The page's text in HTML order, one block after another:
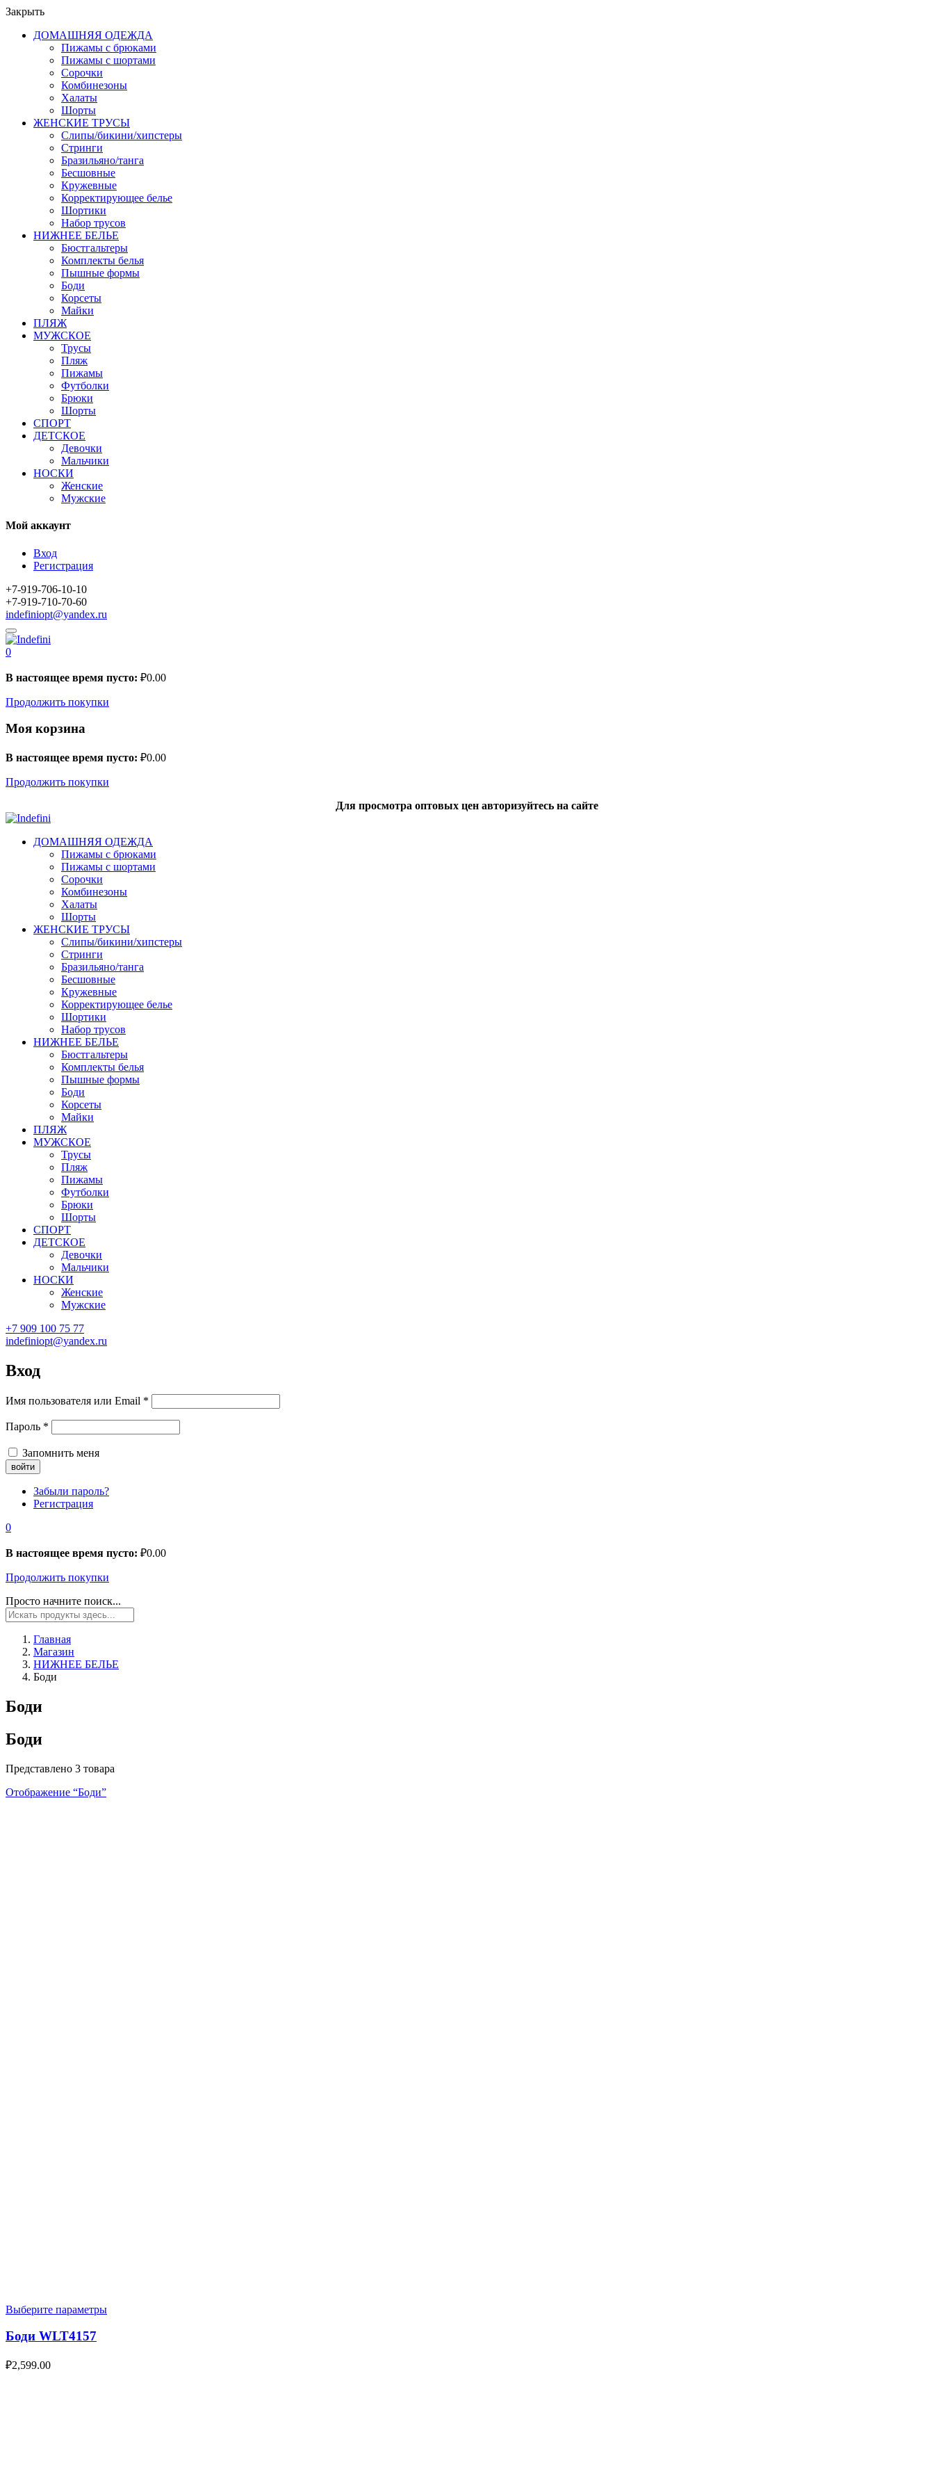
Закрыть
ДОМАШНЯЯ ОДЕЖДА
Пижамы с брюками
Пижамы с шортами
Сорочки
Комбинезоны
Халаты
Шорты
ЖЕНСКИЕ ТРУСЫ
Слипы/бикини/хипстеры
Стринги
Бразильяно/танга
Бесшовные
Кружевные
Корректирующее белье
Шортики
Набор трусов
НИЖНЕЕ БЕЛЬЕ
Бюстгальтеры
Комплекты белья
Пышные формы
Боди
Корсеты
Майки
ПЛЯЖ
МУЖСКОЕ
Трусы
Пляж
Пижамы
Футболки
Брюки
Шорты
СПОРТ
ДЕТСКОЕ
Девочки
Мальчики
НОСКИ
Женские
Мужские
Мой аккаунт
Вход
Регистрация
+7-919-706-10-10
+7-919-710-70-60
indefiniopt@yandex.ru
0
В настоящее время пусто: ₽0.00
Продолжить покупки
Моя корзина
В настоящее время пусто: ₽0.00
Продолжить покупки
Для просмотра оптовых цен авторизуйтесь на сайте
ДОМАШНЯЯ ОДЕЖДА
Пижамы с брюками
Пижамы с шортами
Сорочки
Комбинезоны
Халаты
Шорты
ЖЕНСКИЕ ТРУСЫ
Слипы/бикини/хипстеры
Стринги
Бразильяно/танга
Бесшовные
Кружевные
Корректирующее белье
Шортики
Набор трусов
НИЖНЕЕ БЕЛЬЕ
Бюстгальтеры
Комплекты белья
Пышные формы
Боди
Корсеты
Майки
ПЛЯЖ
МУЖСКОЕ
Трусы
Пляж
Пижамы
Футболки
Брюки
Шорты
СПОРТ
ДЕТСКОЕ
Девочки
Мальчики
НОСКИ
Женские
Мужские
+7 909 100 75 77
indefiniopt@yandex.ru
Вход
Имя пользователя или Email *
Пароль *
Запомнить меня
Забыли пароль?
Регистрация
0
В настоящее время пусто: ₽0.00
Продолжить покупки
Просто начните поиск...
Главная
Магазин
НИЖНЕЕ БЕЛЬЕ
Боди
Боди
Боди
Представлено 3 товара
Отображение “Боди”
Выберите параметры
Боди WLT4157
₽2,599.00